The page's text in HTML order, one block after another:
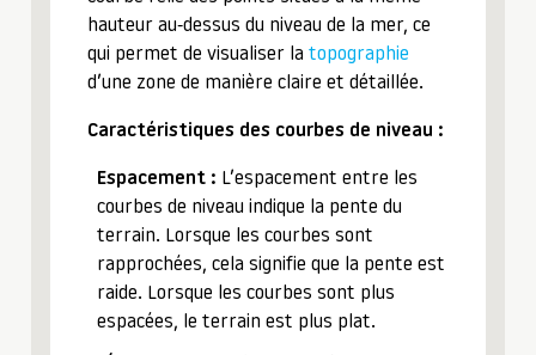
hauteur au-dessus du niveau de la mer, ce
qui permet de visualiser la topographie
d’une zone de manière claire et détaillée.
Caractéristiques des courbes de niveau :
Espacement : L’espacement entre les
courbes de niveau indique la pente du
terrain. Lorsque les courbes sont
rapprochées, cela signifie que la pente est
raide. Lorsque les courbes sont plus
espacées, le terrain est plus plat.